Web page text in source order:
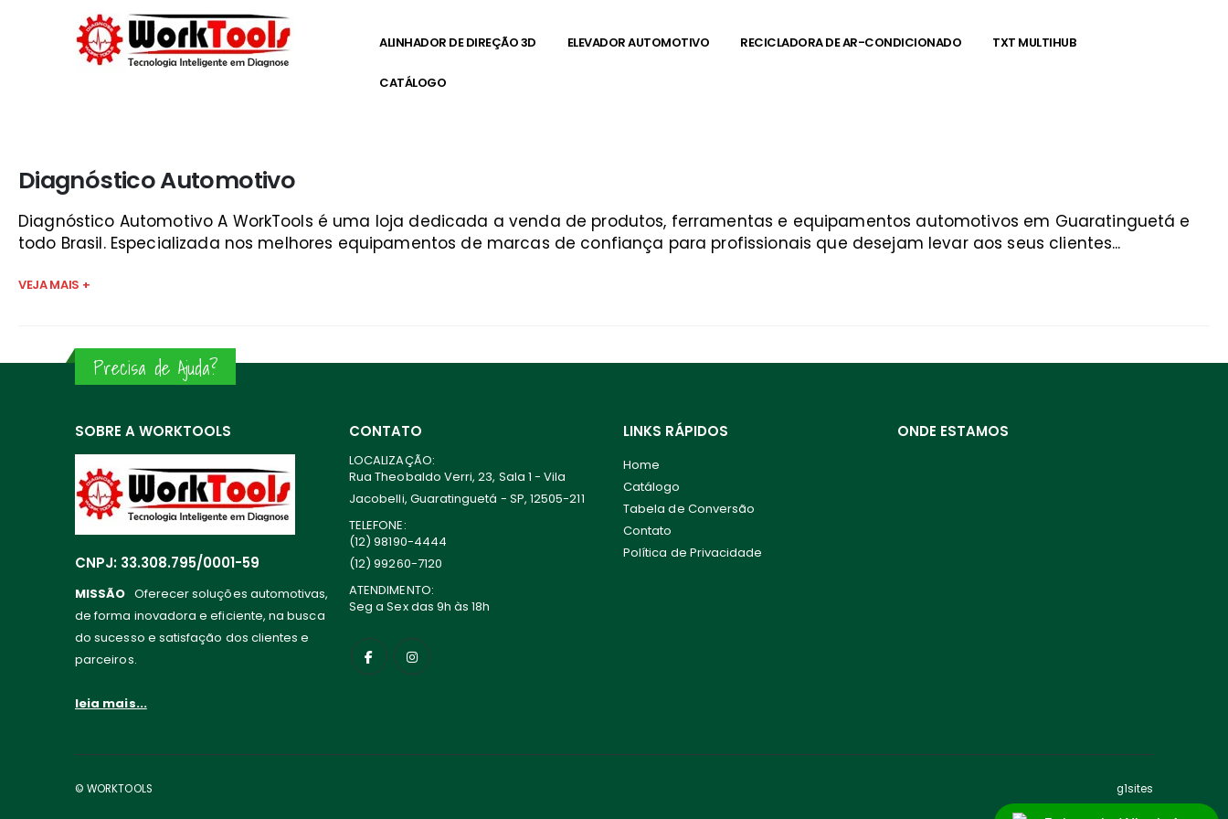
ALINHADOR DE DIREÇÃO 3D ELEVADOR AUTOMOTIVO RECICLADORA DE AR-CONDICIONADO TXT MULTIHUB
CATÁLOGO
Diagnóstico Automotivo
Diagnóstico Automotivo A WorkTools é uma loja dedicada a venda de produtos, ferramentas e equipamentos automotivos em Guaratinguetá e
todo Brasil. Especializada nos melhores equipamentos de marcas de confiança para profissionais que desejam levar aos seus clientes...
VEJA MAIS +
Precisa de Ajuda?
SOBRE A WORKTOOLS
CNPJ: 33.308.795/0001-59
MISSÃO Oferecer soluções automotivas,
de forma inovadora e eficiente, na busca
do sucesso e satisfação dos clientes e
parceiros.
leia mais...
CONTATO
LOCALIZAÇÃO:
Rua Theobaldo Verri, 23, Sala 1 - Vila
Jacobelli, Guaratinguetá - SP, 12505-211
TELEFONE:
(12) 98190-4444
(12) 99260-7120
ATENDIMENTO:
Seg a Sex das 9h às 18h
LINKS RÁPIDOS
Home
Catálogo
Tabela de Conversão
Contato
Política de Privacidade
ONDE ESTAMOS
© WORKTOOLS g1sites